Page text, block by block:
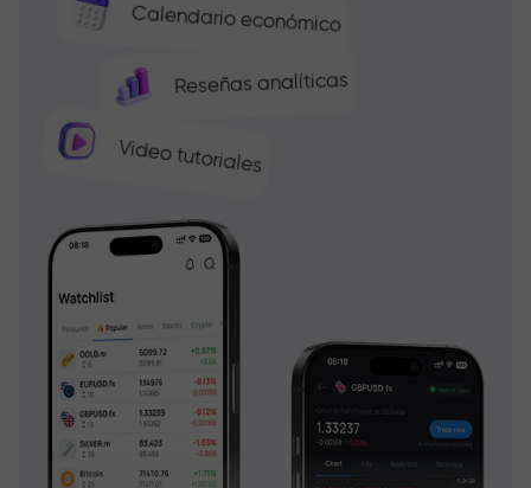
Calendario económico
Reseñas analíticas
Video tutoriales